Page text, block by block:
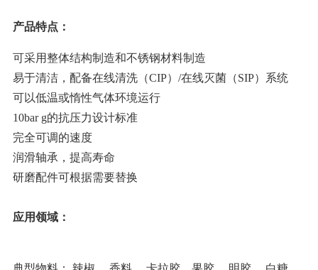
产品特点：
可采用整体结构制造和不锈钢材料制造
易于清洁，配备在线清洗（CIP）/在线灭菌（SIP）系统
可以低温或惰性气体环境运行
10bar g的抗压力设计标准
完全可调的速度
润滑轴承，提高寿命
研磨配件可根据需要替换
应用领域：